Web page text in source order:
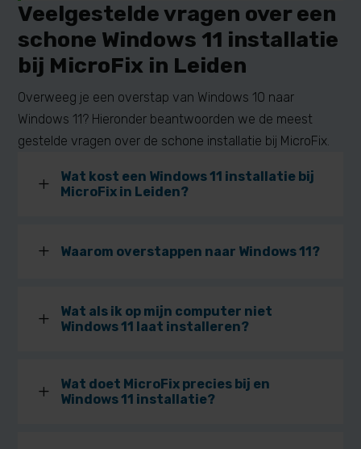
Veelgestelde vragen over een
schone Windows 11 installatie
bij MicroFix in Leiden
Overweeg je een overstap van Windows 10 naar
Windows 11? Hieronder beantwoorden we de meest
gestelde vragen over de schone installatie bij MicroFix.
L
Wat kost een Windows 11 installatie bij
MicroFix in Leiden?
L Waarom overstappen naar Windows 11?
L
Wat als ik op mijn computer niet
Windows 11 laat installeren?
L
Wat doet MicroFix precies bij en
Windows 11 installatie?